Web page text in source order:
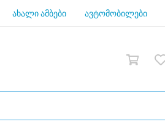
ახალი ამბები ავტომობილები